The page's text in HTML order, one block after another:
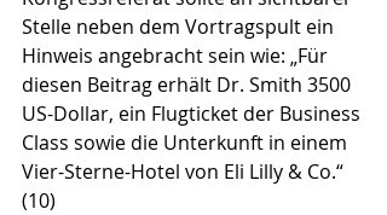
Stelle neben dem Vortragspult ein
Hinweis angebracht sein wie: „Für
diesen Beitrag erhält Dr. Smith 3500
US-Dollar, ein Flugticket der Business
Class sowie die Unterkunft in einem
Vier-Sterne-Hotel von Eli Lilly & Co.“
(10)